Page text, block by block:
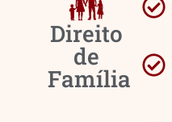
Direito
de
Família